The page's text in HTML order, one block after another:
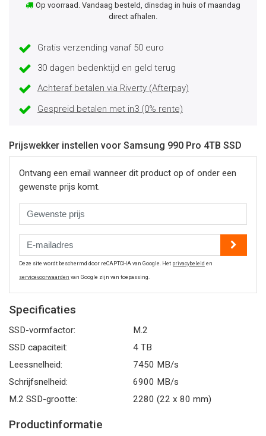
Op voorraad. Vandaag besteld, dinsdag in huis of maandag
direct afhalen.
Gratis verzending vanaf 50 euro
30 dagen bedenktijd en geld terug
Achteraf betalen via Riverty (Afterpay)
Gespreid betalen met in3 (0% rente)
Prijswekker instellen voor Samsung 990 Pro 4TB SSD
Ontvang een email wanneer dit product op of onder een
gewenste prijs komt.
Deze site wordt beschermd door reCAPTCHA van Google. Het privacybeleid en
servicevoorwaarden van Google zijn van toepassing.
Specificaties
SSD-vormfactor:
M.2
SSD capaciteit:
4 TB
Leessnelheid:
7450 MB/s
Schrijfsnelheid:
6900 MB/s
M.2 SSD-grootte:
2280 (22 x 80 mm)
Productinformatie